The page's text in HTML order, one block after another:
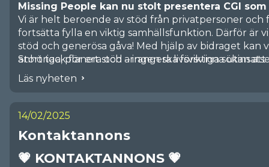
Missing People kan nu stolt presentera CGI
Vi är helt beroende av stöd från privatpersoner
fortsätta fylla en viktig samhällsfunktion. Därför är
stöd och generösa gåva! Med hjälp av bidraget kan
anhöriga, planera och arrangera livsviktiga
Stort tack för ert stöd – ingen ska försvinna utan att
Läs nyheten
14/02/2025
Kontaktannons
💗 KONTAKTANNONS 💗